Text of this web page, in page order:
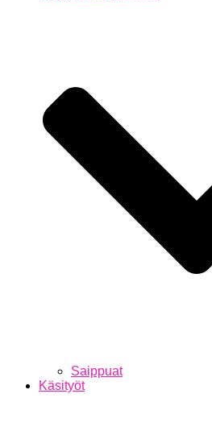
Saippuat
Käsityöt